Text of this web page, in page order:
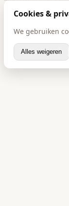
Cookies &
We gebruiken
Alles weigeren